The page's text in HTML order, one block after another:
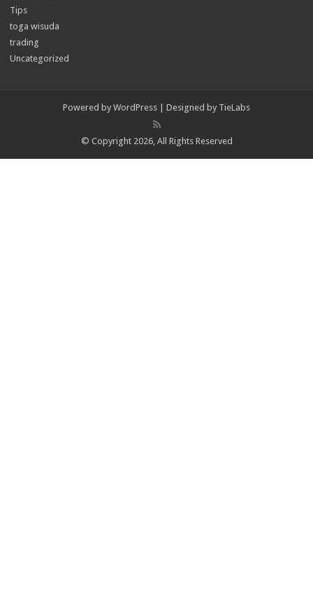
Tips
toga wisuda
trading
Uncategorized
Powered by WordPress | Designed by TieLabs
© Copyright 2026, All Rights Reserved